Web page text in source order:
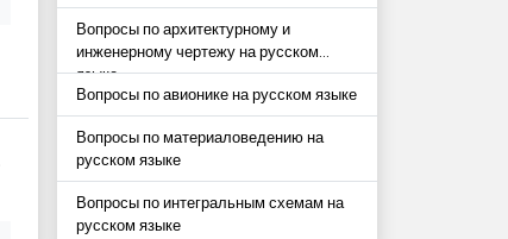
Вопросы по архитектурному и
инженерному чертежу на русском
языке
Вопросы по авионике на русском языке
Вопросы по материаловедению на
русском языке
Вопросы по интегральным схемам на
русском языке